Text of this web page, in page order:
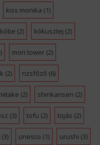
kiss monika (1)
kóbe (2) kókusztej (2)
mori tower(2)
(2) rizsfőző (6)
(2) shinkansen (2)
(3) tofu (2) tojás (2)
(3) unesco (1) urushi (3)